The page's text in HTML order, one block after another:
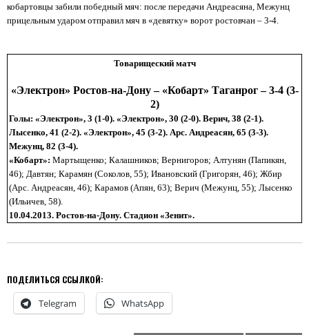
кобартовцы забили победный мяч: после передачи Андреасяна, Межунц
прицельным ударом отправил мяч в «девятку» ворот ростовчан – 3-4.
Товарищеский матч
«Электрон» Ростов-на-Дону – «Кобарт» Таганрог – 3-4 (3-
2)
Голы: «Электрон», 3 (1-0). «Электрон», 30 (2-0). Верич, 38 (2-1).
Лысенко, 41 (2-2). «Электрон», 45 (3-2). Арс. Андреасян, 65 (3-3).
Межунц, 82 (3-4).
«Кобарт»: Мартыщенко; Калашников; Вернигоров; Алтунян (Папикян,
46); Давтян; Карамян (Соколов, 55); Ивановский (Григорян, 46); Жбир
(Арс. Андреасян, 46); Карамов (Апян, 63); Верич (Межунц, 55); Лысенко
(Ильичев, 58).
10.04.2013. Ростов-на-Дону. Стадион «Зенит».
ПОДЕЛИТЬСЯ ССЫЛКОЙ:
Telegram WhatsApp